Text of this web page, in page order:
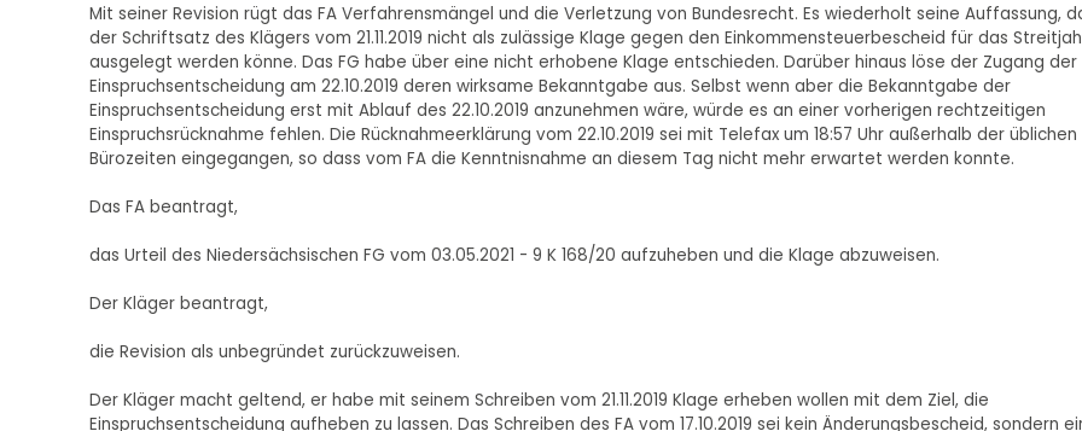
Mit seiner Revision rügt das FA Verfahrensmängel und die Verletzung von Bundesrecht. Es wiederholt seine Auffassung,
der Schriftsatz des Klägers vom 21.11.2019 nicht als zulässige Klage gegen den Einkommensteuerbescheid für das
ausgelegt werden könne. Das FG habe über eine nicht erhobene Klage entschieden. Darüber hinaus löse der Zugang der
Einspruchsentscheidung am 22.10.2019 deren wirksame Bekanntgabe aus. Selbst wenn aber die Bekanntgabe der
Einspruchsentscheidung erst mit Ablauf des 22.10.2019 anzunehmen wäre, würde es an einer vorherigen rechtzeitigen
Einspruchsrücknahme fehlen. Die Rücknahmeerklärung vom 22.10.2019 sei mit Telefax um 18:57 Uhr außerhalb der üblichen
Bürozeiten eingegangen, so dass vom FA die Kenntnisnahme an diesem Tag nicht mehr erwartet werden konnte.
Das FA beantragt,
das Urteil des Niedersächsischen FG vom 03.05.2021 - 9 K 168/20 aufzuheben und die Klage abzuweisen.
Der Kläger beantragt,
die Revision als unbegründet zurückzuweisen.
Der Kläger macht geltend, er habe mit seinem Schreiben vom 21.11.2019 Klage erheben wollen mit dem Ziel, die
Einspruchsentscheidung aufheben zu lassen. Das Schreiben des FA vom 17.10.2019 sei kein Änderungsbescheid, sondern